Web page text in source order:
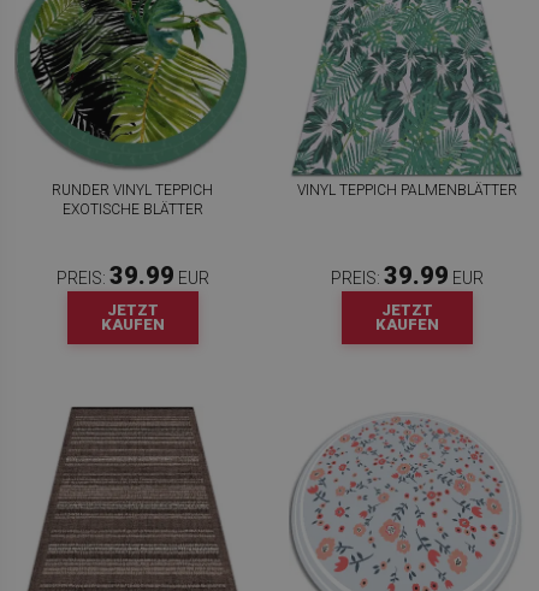
RUNDER VINYL TEPPICH
EXOTISCHE BLÄTTER
PREIS: 39.99 EUR
JETZT
KAUFEN
VINYL TEPPICH PALMENBLÄTTER
PREIS: 39.99 EUR
JETZT
KAUFEN